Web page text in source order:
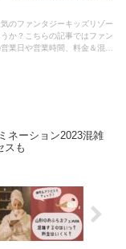
のファンタジーキッズリゾー
か？こちらの記事ではファン
業日や営業時間、料金＆混雑
ネーション2023混雑
スも